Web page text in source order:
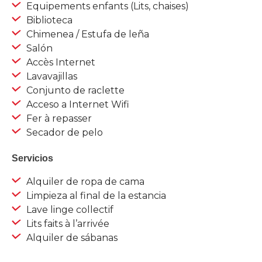
Equipements enfants (Lits, chaises)
Biblioteca
Chimenea / Estufa de leña
Salón
Accès Internet
Lavavajillas
Conjunto de raclette
Acceso a Internet Wifi
Fer à repasser
Secador de pelo
Servicios
Alquiler de ropa de cama
Limpieza al final de la estancia
Lave linge collectif
Lits faits à l’arrivée
Alquiler de sábanas